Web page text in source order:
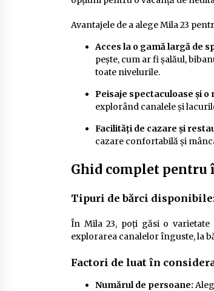
Avantajele de a alege Mila 23
Acces la o gamă largă de
pește, cum ar fi șalăul,
toate nivelurile.
Peisaje spectaculoase și o
explorând canalele și
Facilități de cazare și
cazare confortabilă și
Ghid complet
Tipuri de bărci
În Mila 23, poți găsi o
explorarea canalelor înguste, la
Factori de luat în
Numărul de persoane: